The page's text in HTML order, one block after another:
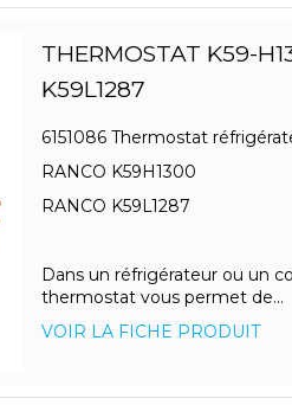
THERMOSTAT K59-
K59L1287
6151086 Thermostat
RANCO K59H1300
RANCO K59L1287
Dans un réfrigérateur ou un
thermostat vous permet de...
VOIR LA FICHE PRODUIT